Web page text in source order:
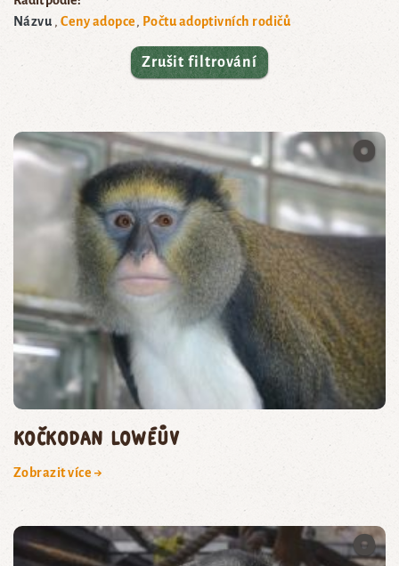
Názvu
Ceny adopce Počtu adoptivních rodičů
Zrušit filtrování
kočkodan Lowéův
Zobrazit více →